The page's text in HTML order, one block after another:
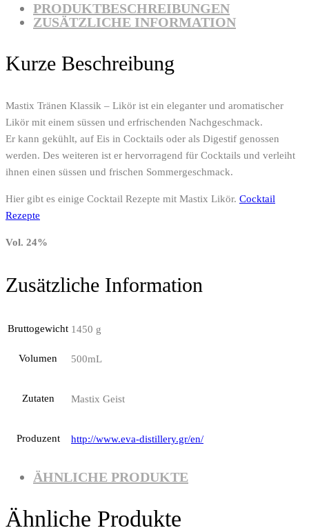
PRODUKTBESCHREIBUNGEN
ZUSÄTZLICHE INFORMATION
Kurze Beschreibung
Mastix Tränen Klassik – Likör ist ein eleganter und aromatischer
Likör mit einem süssen und erfrischenden Nachgeschmack.
Er kann gekühlt, auf Eis in Cocktails oder als Digestif genossen
werden. Des weiteren ist er hervorragend für Cocktails und verleiht
ihnen einen süssen und frischen Sommergeschmack.
Hier gibt es einige Cocktail Rezepte mit Mastix Likör. Cocktail
Rezepte
Vol. 24%
Zusätzliche Information
Bruttogewicht 1450 g
Volumen 500mL
Zutaten Mastix Geist
Produzent http://www.eva-distillery.gr/en/
ÄHNLICHE PRODUKTE
Ähnliche Produkte